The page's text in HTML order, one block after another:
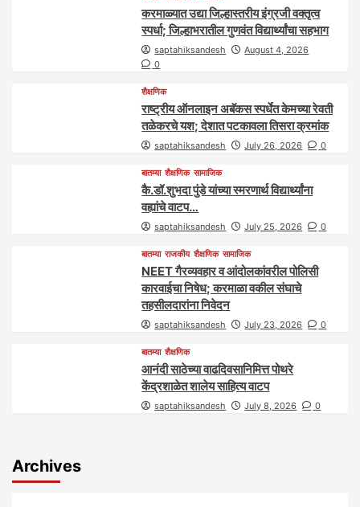
करमाळ्यात उद्या जिल्हास्तरीय इंग्रजी वक्तृत्व
स्पर्धा; जिल्हाभरातील गुणवंत विद्यार्थ्यांचा सहभाग
saptahiksandesh
August 4, 2026
0
शैक्षणिक
राष्ट्रीय ऑनलाइन अबॅकस स्पर्धेत केमच्या रेवती
तळेकरचे यश; देशात पटकावला तिसरा क्रमांक
saptahiksandesh July 26, 2026 0
बातम्या शैक्षणिक सामाजिक
कै.डॉ.शुभदा पुंडे यांच्या स्मरणार्थ विद्यार्थ्यांना
वह्यांचे वाटप…
saptahiksandesh July 25, 2026 0
बातम्या राजकीय शैक्षणिक सामाजिक
NEET गैरव्यवहार व आंदोलकांवरील पोलिसी
कारवाईचा निषेध; करमाळा वकील संघाचे
तहसीलदारांना निवेदन
saptahiksandesh July 23, 2026 0
बातम्या शैक्षणिक
आनंदी साठेच्या वाढदिवसानिमित्त पोथरे
केंद्रशाळेत शालेय साहित्य वाटप
saptahiksandesh July 8, 2026 0
Archives